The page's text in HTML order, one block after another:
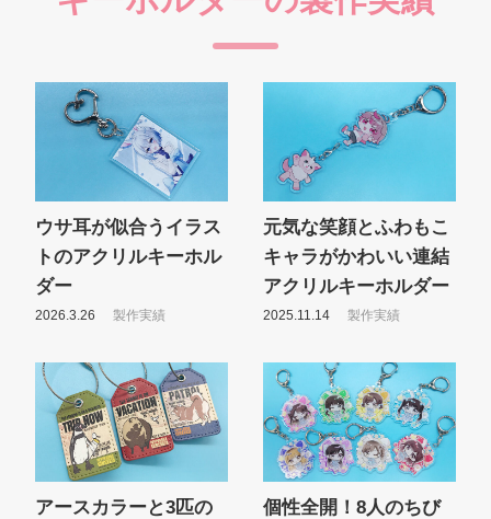
ウサ耳が似合うイラス
トのアクリルキーホル
ダー
2026.3.26 製作実績
元気な笑顔とふわもこ
キャラがかわいい連結
アクリルキーホルダー
2025.11.14 製作実績
アースカラーと3匹の
個性全開！8人のちび